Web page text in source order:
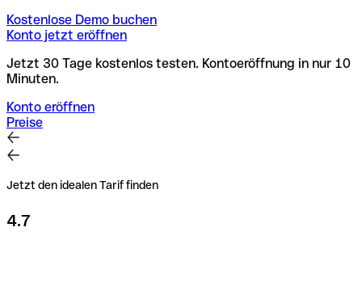
Kostenlose Demo buchen
Konto jetzt eröffnen
Jetzt 30 Tage kostenlos testen. Kontoeröffnung in nur 10
Minuten.
Konto eröffnen
Preise
Jetzt den idealen Tarif finden
4.7